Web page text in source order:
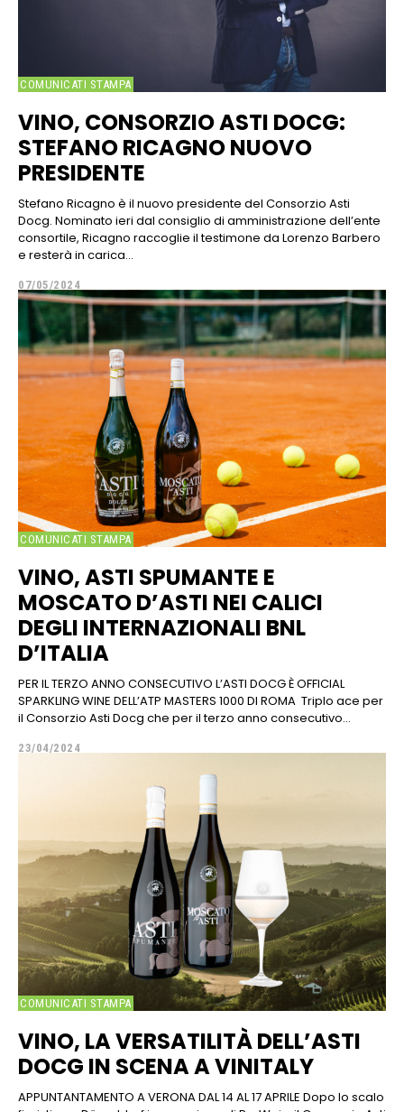
COMUNICATI STAMPA
VINO, CONSORZIO ASTI DOCG:
STEFANO RICAGNO NUOVO
PRESIDENTE
Stefano Ricagno è il nuovo presidente del Consorzio Asti
Docg. Nominato ieri dal consiglio di amministrazione dell’ente
consortile, Ricagno raccoglie il testimone da Lorenzo Barbero
e resterà in carica...
07/05/2024
COMUNICATI STAMPA
VINO, ASTI SPUMANTE E
MOSCATO D’ASTI NEI CALICI
DEGLI INTERNAZIONALI BNL
D’ITALIA
PER IL TERZO ANNO CONSECUTIVO L’ASTI DOCG È OFFICIAL
SPARKLING WINE DELL’ATP MASTERS 1000 DI ROMA Triplo ace per
il Consorzio Asti Docg che per il terzo anno consecutivo...
23/04/2024
COMUNICATI STAMPA
VINO, LA VERSATILITÀ DELL’ASTI
DOCG IN SCENA A VINITALY
APPUNTANTAMENTO A VERONA DAL 14 AL 17 APRILE Dopo lo scalo